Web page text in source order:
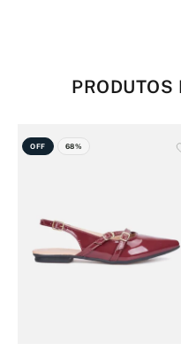
PRODUTOS
OFF 68%